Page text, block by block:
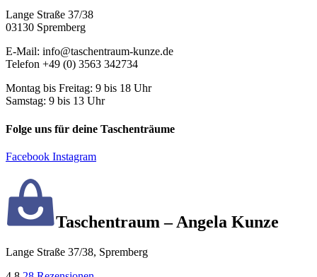
Lange Straße 37/38
03130 Spremberg
E-Mail: info@taschentraum-kunze.de
Telefon +49 (0) 3563 342734
Montag bis Freitag: 9 bis 18 Uhr
Samstag: 9 bis 13 Uhr
Folge uns für deine Taschenträume
Facebook Instagram
Taschentraum – Angela Kunze
Lange Straße 37/38, Spremberg